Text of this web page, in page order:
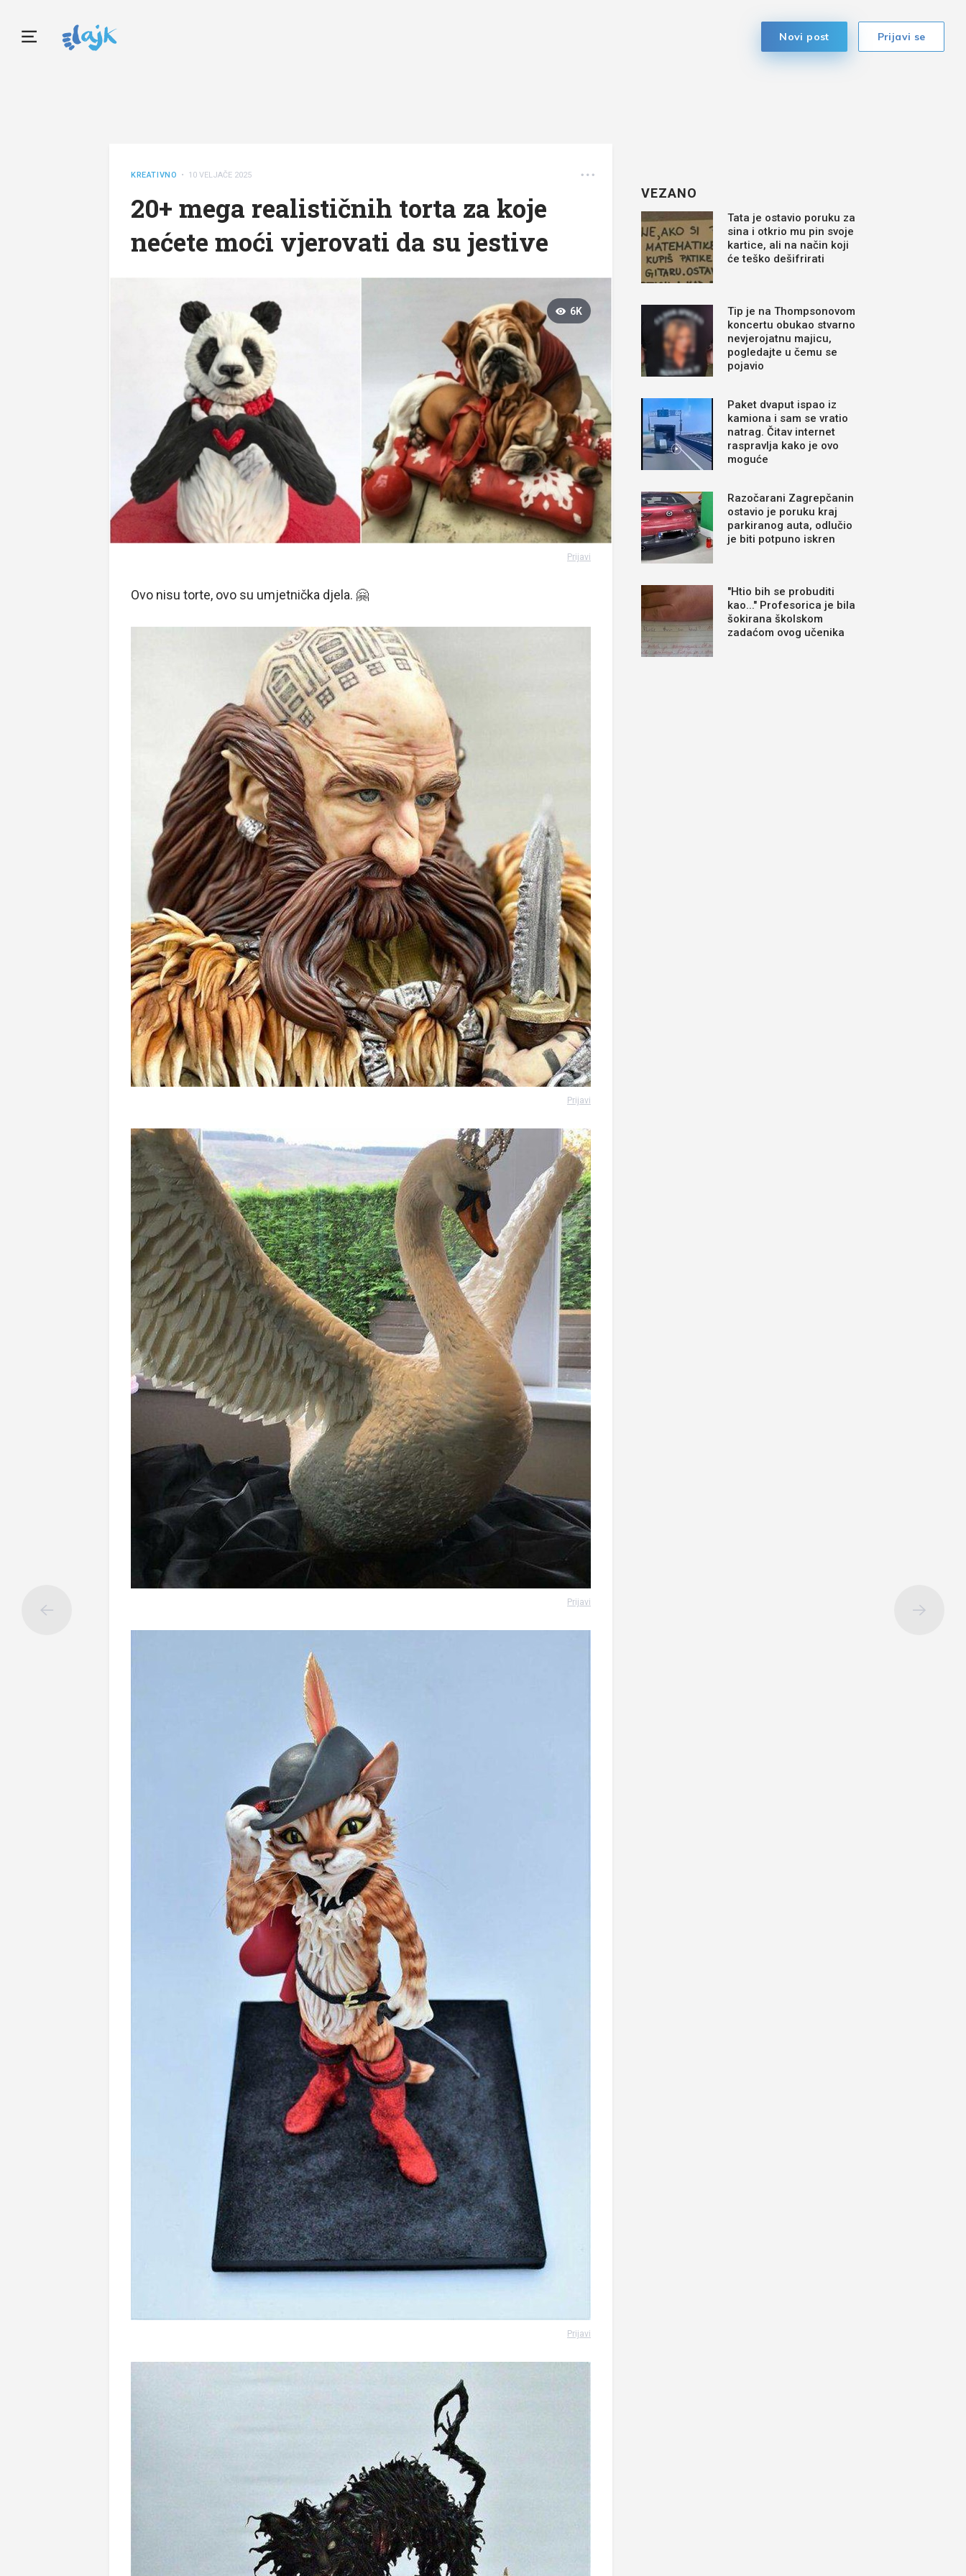
Prijavi se
Novi post
KREATIVNO • 10 VELJAČE 2025
20+ mega realističnih torta za koje
nećete moći vjerovati da su jestive
6K
Prijavi
Ovo nisu torte, ovo su umjetnička djela. 🤗
Prijavi
Prijavi
Prijavi
VEZANO
Tata je ostavio poruku za
sina i otkrio mu pin svoje
kartice, ali na način koji
će teško dešifrirati
Tip je na Thompsonovom
koncertu obukao stvarno
nevjerojatnu majicu,
pogledajte u čemu se
pojavio
Paket dvaput ispao iz
kamiona i sam se vratio
natrag. Čitav internet
raspravlja kako je ovo
moguće
Razočarani Zagrepčanin
ostavio je poruku kraj
parkiranog auta, odlučio
je biti potpuno iskren
"Htio bih se probuditi
kao..." Profesorica je bila
šokirana školskom
zadaćom ovog učenika